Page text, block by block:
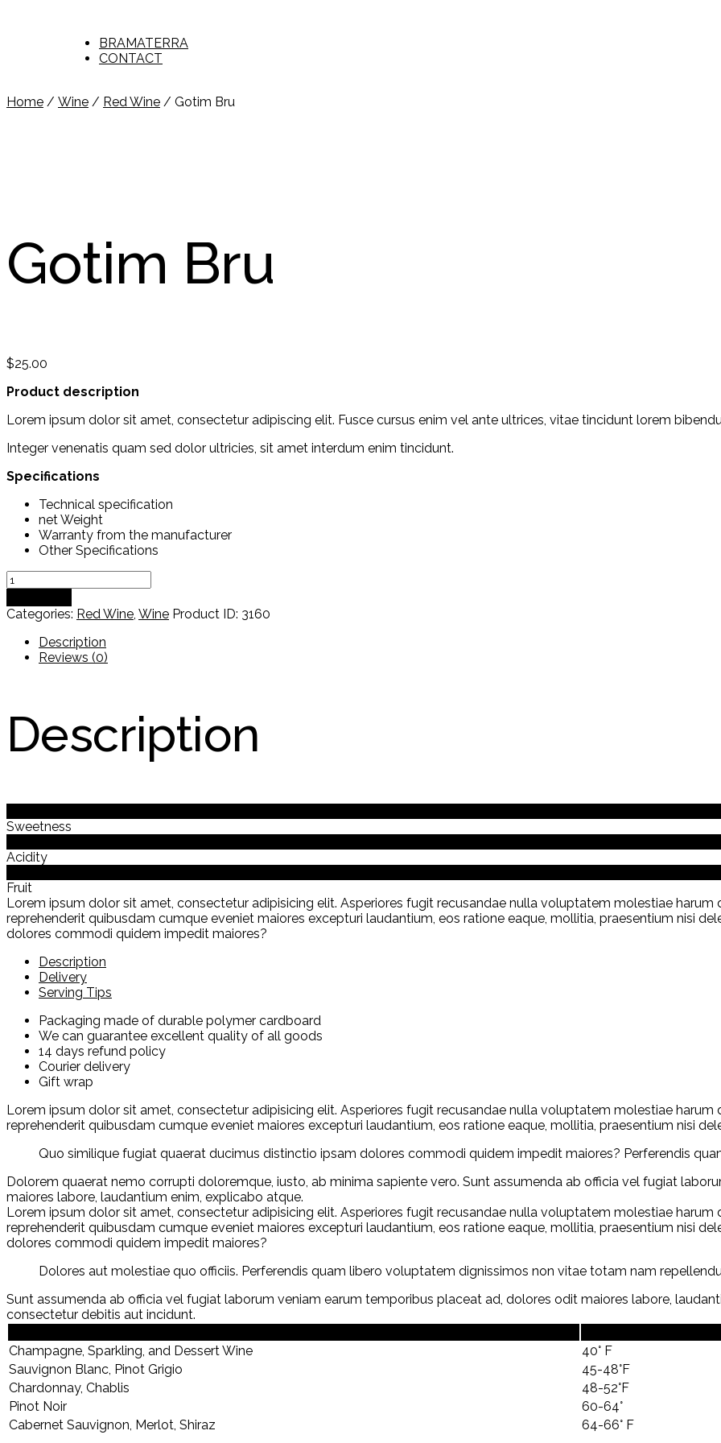
BRAMATERRA
CONTACT
Home / Wine / Red Wine / Gotim Bru
Gotim Bru
$25.00
Product description
Lorem ipsum dolor sit amet, consectetur adipiscing elit. Fusce cursus enim vel ante ultrices, vitae tincidunt lorem
Integer venenatis quam sed dolor ultricies, sit amet interdum enim tincidunt.
Specifications
Technical specification
net Weight
Warranty from the manufacturer
Other Specifications
Gotim
Bru
quantity
Categories: Red Wine, Wine Product ID: 3160
Description
Reviews (0)
Description
Sweetness
Acidity
Fruit
Lorem ipsum dolor sit amet, consectetur adipisicing elit. Asperiores fugit recusandae nulla voluptatem molestiae
reprehenderit quibusdam cumque eveniet maiores excepturi laudantium, eos ratione eaque, mollitia, praesentium nisi
dolores commodi quidem impedit maiores?
Description
Delivery
Serving Tips
Packaging made of durable polymer cardboard
We can guarantee excellent quality of all goods
14 days refund policy
Courier delivery
Gift wrap
Lorem ipsum dolor sit amet, consectetur adipisicing elit. Asperiores fugit recusandae nulla voluptatem molestiae
reprehenderit quibusdam cumque eveniet maiores excepturi laudantium, eos ratione eaque, mollitia, praesentium nisi
Quo similique fugiat quaerat ducimus distinctio ipsam dolores commodi quidem impedit maiores? Perferendis
Dolorem quaerat nemo corrupti doloremque, iusto, ab minima sapiente vero. Sunt assumenda ab officia vel fugiat
maiores labore, laudantium enim, explicabo atque.
Lorem ipsum dolor sit amet, consectetur adipisicing elit. Asperiores fugit recusandae nulla voluptatem molestiae
reprehenderit quibusdam cumque eveniet maiores excepturi laudantium, eos ratione eaque, mollitia, praesentium nisi
dolores commodi quidem impedit maiores?
Dolores aut molestiae quo officiis. Perferendis quam libero voluptatem dignissimos non vitae totam nam
Sunt assumenda ab officia vel fugiat laborum veniam earum temporibus placeat ad, dolores odit maiores labore,
consectetur debitis aut incidunt.
Champagne, Sparkling, and Dessert Wine
40° F
Sauvignon Blanc, Pinot Grigio
45-48°F
Chardonnay, Chablis
48-52°F
Pinot Noir
60-64°
Cabernet Sauvignon, Merlot, Shiraz
64-66° F